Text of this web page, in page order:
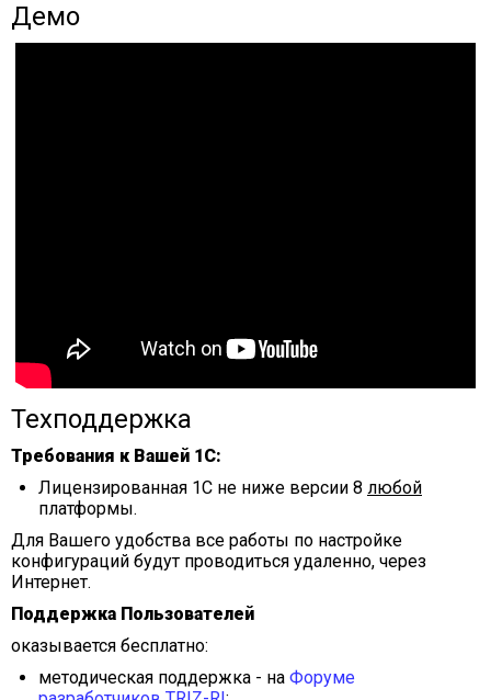
Демо
Техподдержка
Требования к Вашей 1С:
Лицензированная 1С не ниже версии 8 любой
платформы.
Для Вашего удобства все работы по настройке
конфигураций будут проводиться удаленно, через
Интернет.
Поддержка Пользователей
оказывается бесплатно:
методическая поддержка - на Форуме